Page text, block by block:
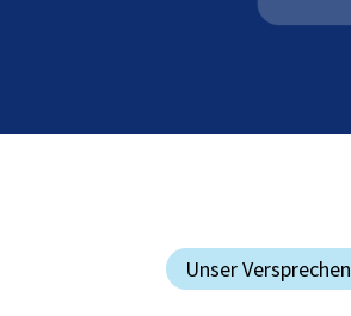
Unser Versprechen